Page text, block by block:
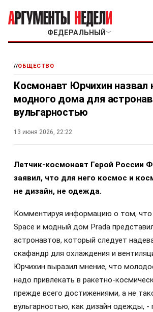
ФЕДЕРАЛЬНЫЙ ﹀
//ОБЩЕСТВО
Космонавт Юрчихин
модного дома для
вульгарностью
13 июня 2026, 22:22
Летчик-космонавт Герой России
заявил, что для него космос и
не дизайн, не одежда.
Комментируя информацию о том, что
Space и модный дом Prada
астронавтов, который следует
скафандр для охлаждения и
Юрчихин выразил мнение, что
надо привлекать в ракетно-
прежде всего достижениями, а не
вульгарностью, как дизайн одежды, -